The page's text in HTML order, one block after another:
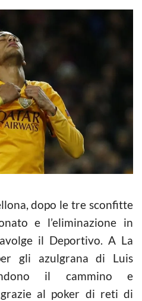
dopo le tre sconfitte
e l’eliminazione in
il Deportivo. A La
gli azulgrana di Luis
il cammino e
al poker di reti di